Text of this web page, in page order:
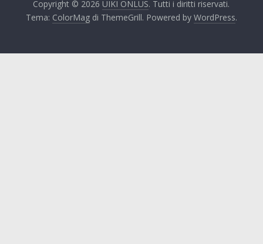
Copyright © 2026 UIKI ONLUS. Tutti i diritti riservati.
Tema: ColorMagdi ThemeGrill. Powered by WordPress.